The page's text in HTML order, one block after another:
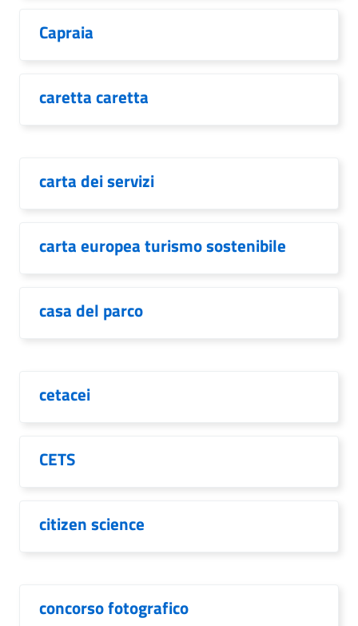
Capraia
caretta caretta
carta dei servizi
carta europea turismo sostenibile
casa del parco
cetacei
CETS
citizen science
concorso fotografico